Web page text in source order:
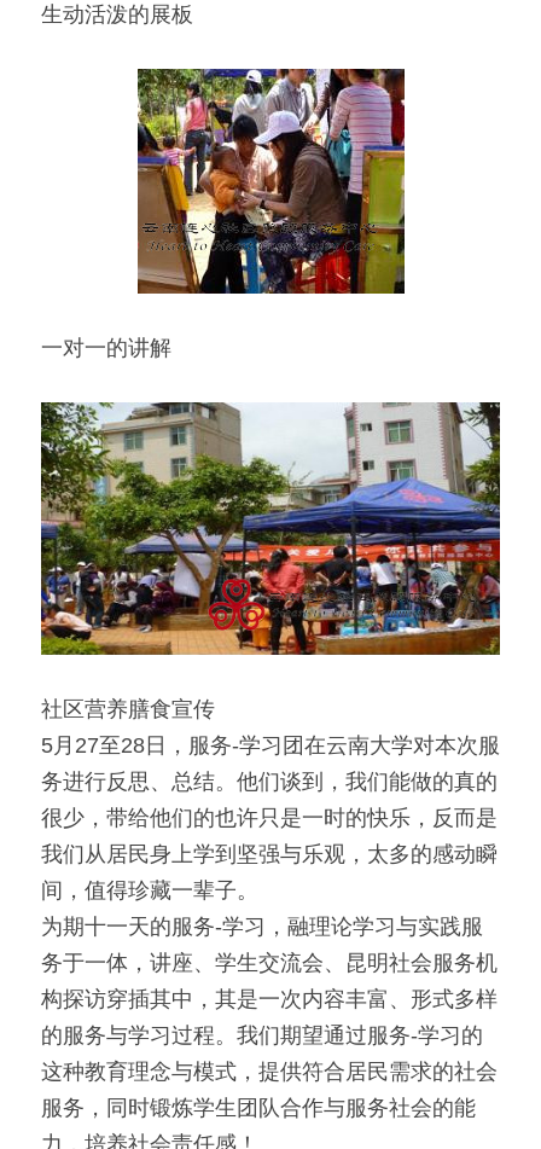
生动活泼的展板
一对一的讲解
社区营养膳食宣传
5月27至28日，服务-学习团在云南大学对本次服
务进行反思、总结。他们谈到，我们能做的真的
很少，带给他们的也许只是一时的快乐，反而是
我们从居民身上学到坚强与乐观，太多的感动瞬
间，值得珍藏一辈子。
为期十一天的服务-学习，融理论学习与实践服
务于一体，讲座、学生交流会、昆明社会服务机
构探访穿插其中，其是一次内容丰富、形式多样
的服务与学习过程。我们期望通过服务-学习的
这种教育理念与模式，提供符合居民需求的社会
服务，同时锻炼学生团队合作与服务社会的能
力，培养社会责任感！